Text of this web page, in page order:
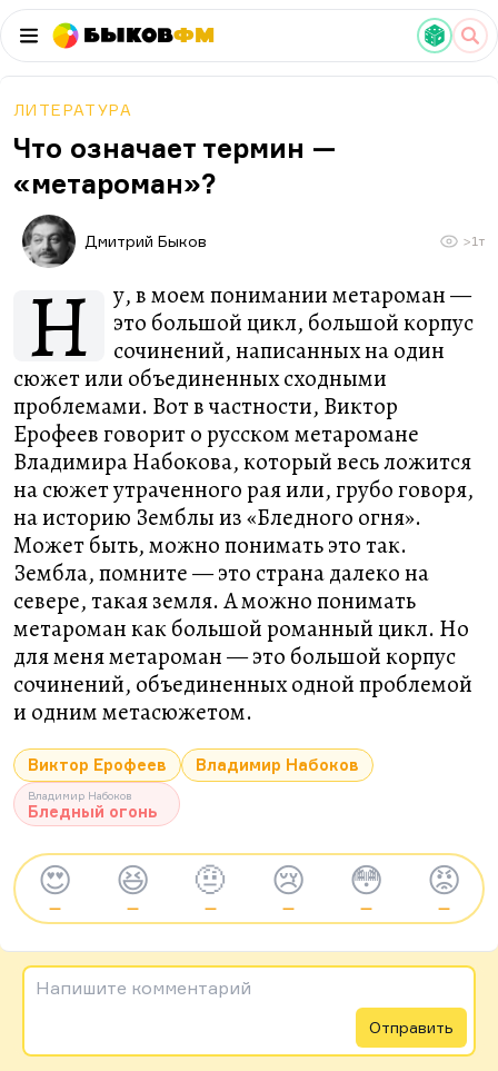
БыковФМ
ЛИТЕРАТУРА
Что означает термин —
«метароман»?
Дмитрий Быков >1т
Н
у, в моем понимании метароман —
это большой цикл, большой корпус
сочинений, написанных на один
сюжет или объединенных сходными
проблемами. Вот в частности, Виктор
Ерофеев говорит о русском метаромане
Владимира Набокова, который весь ложится
на сюжет утраченного рая или, грубо говоря,
на историю Земблы из «Бледного огня».
Может быть, можно понимать это так.
Зембла, помните — это страна далеко на
севере, такая земля. А можно понимать
метароман как большой романный цикл. Но
для меня метароман — это большой корпус
сочинений, объединенных одной проблемой
и одним метасюжетом.
Виктор Ерофеев Владимир Набоков
Владимир Набоков
Бледный огонь
😍
—
😆
—
🤨
—
😢
—
😳
—
😡
—
Напишите комментарий
Отправить